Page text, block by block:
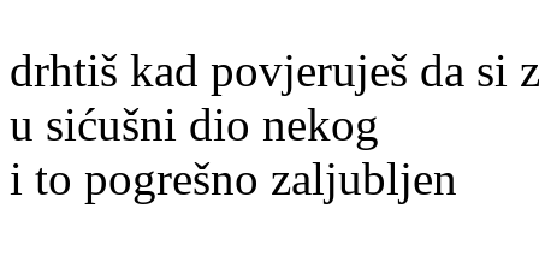
drhtiš kad povjeruješ da si
u sićušni dio nekog
i to pogrešno zaljubljen